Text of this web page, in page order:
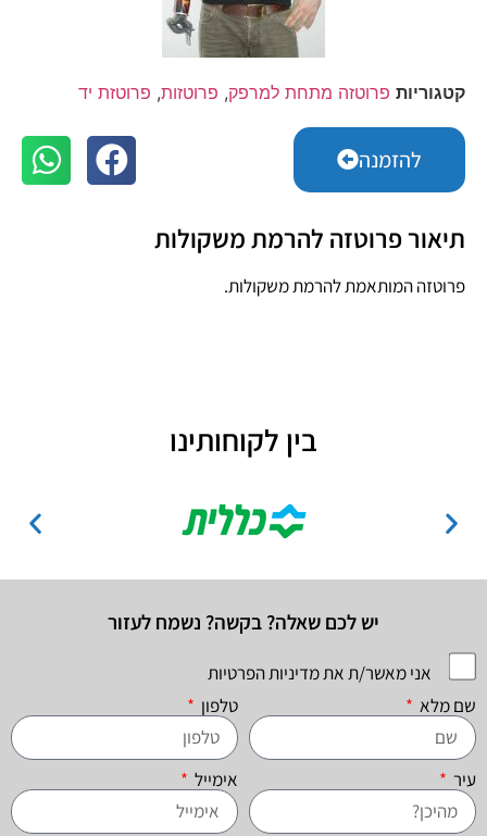
קטגוריות פרוטזה מתחת למרפק, פרוטזות, פרוטזת יד
להזמנה
תיאור פרוטזה להרמת משקולות
פרוטזה המותאמת להרמת משקולות.
בין לקוחותינו
יש לכם שאלה? בקשה? נשמח לעזור
אני מאשר/ת את מדיניות הפרטיות
שם מלא
טלפון
עיר אימייל